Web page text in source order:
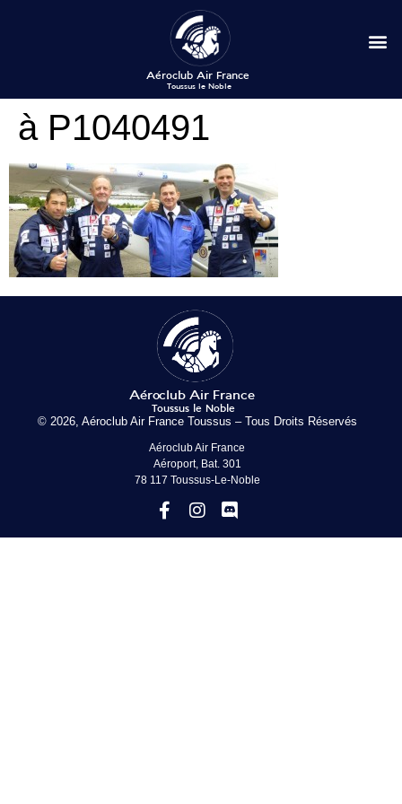
à P1040491
© 2026, Aéroclub Air France Toussus – Tous Droits Réservés
Aéroclub Air France
Aéroport, Bat. 301
78 117 Toussus-Le-Noble